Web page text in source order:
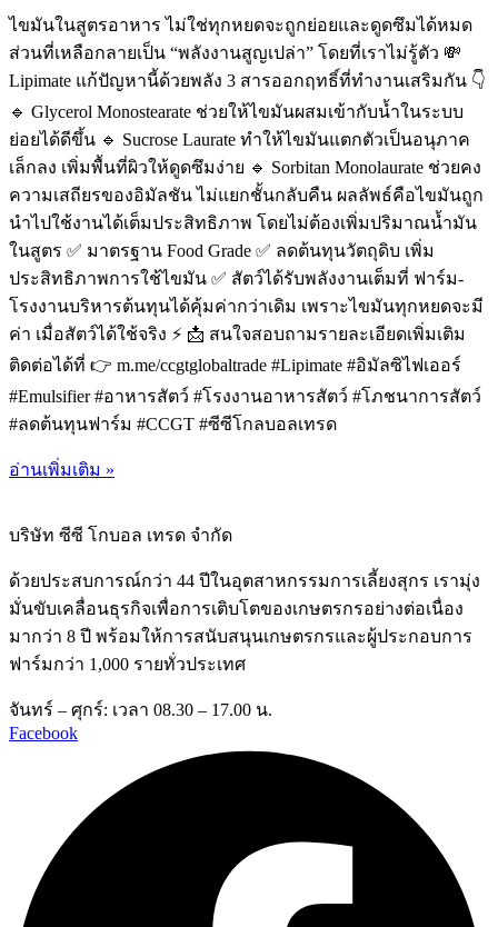
ไขมันในสูตรอาหาร ไม่ใช่ทุกหยดจะถูกย่อยและดูดซึมได้หมด
ส่วนที่เหลือกลายเป็น “พลังงานสูญเปล่า” โดยที่เราไม่รู้ตัว 💸
Lipimate แก้ปัญหานี้ด้วยพลัง 3 สารออกฤทธิ์ที่ทำงานเสริมกัน 👇
🔹 Glycerol Monostearate ช่วยให้ไขมันผสมเข้ากับน้ำในระบบ
ย่อยได้ดีขึ้น 🔹 Sucrose Laurate ทำให้ไขมันแตกตัวเป็นอนุภาค
เล็กลง เพิ่มพื้นที่ผิวให้ดูดซึมง่าย 🔹 Sorbitan Monolaurate ช่วยคง
ความเสถียรของอิมัลชัน ไม่แยกชั้นกลับคืน ผลลัพธ์คือไขมันถูก
นำไปใช้งานได้เต็มประสิทธิภาพ โดยไม่ต้องเพิ่มปริมาณน้ำมัน
ในสูตร ✅ มาตรฐาน Food Grade ✅ ลดต้นทุนวัตถุดิบ เพิ่ม
ประสิทธิภาพการใช้ไขมัน ✅ สัตว์ได้รับพลังงานเต็มที่ ฟาร์ม-
โรงงานบริหารต้นทุนได้คุ้มค่ากว่าเดิม เพราะไขมันทุกหยดจะมี
ค่า เมื่อสัตว์ได้ใช้จริง ⚡ 📩 สนใจสอบถามรายละเอียดเพิ่มเติม
ติดต่อได้ที่ 👉 m.me/ccgtglobaltrade #Lipimate #อิมัลซิไฟเออร์
#Emulsifier #อาหารสัตว์ #โรงงานอาหารสัตว์ #โภชนาการสัตว์
#ลดต้นทุนฟาร์ม #CCGT #ซีซีโกลบอลเทรด
อ่านเพิ่มเติม »
บริษัท ซีซี โกบอล เทรด จำกัด
ด้วยประสบการณ์กว่า 44 ปีในอุตสาหกรรมการเลี้ยงสุกร เรามุ่ง
มั่นขับเคลื่อนธุรกิจเพื่อการเติบโตของเกษตรกรอย่างต่อเนื่อง
มากว่า 8 ปี พร้อมให้การสนับสนุนเกษตรกรและผู้ประกอบการ
ฟาร์มกว่า 1,000 รายทั่วประเทศ
จันทร์ – ศุกร์: เวลา 08.30 – 17.00 น.
Facebook